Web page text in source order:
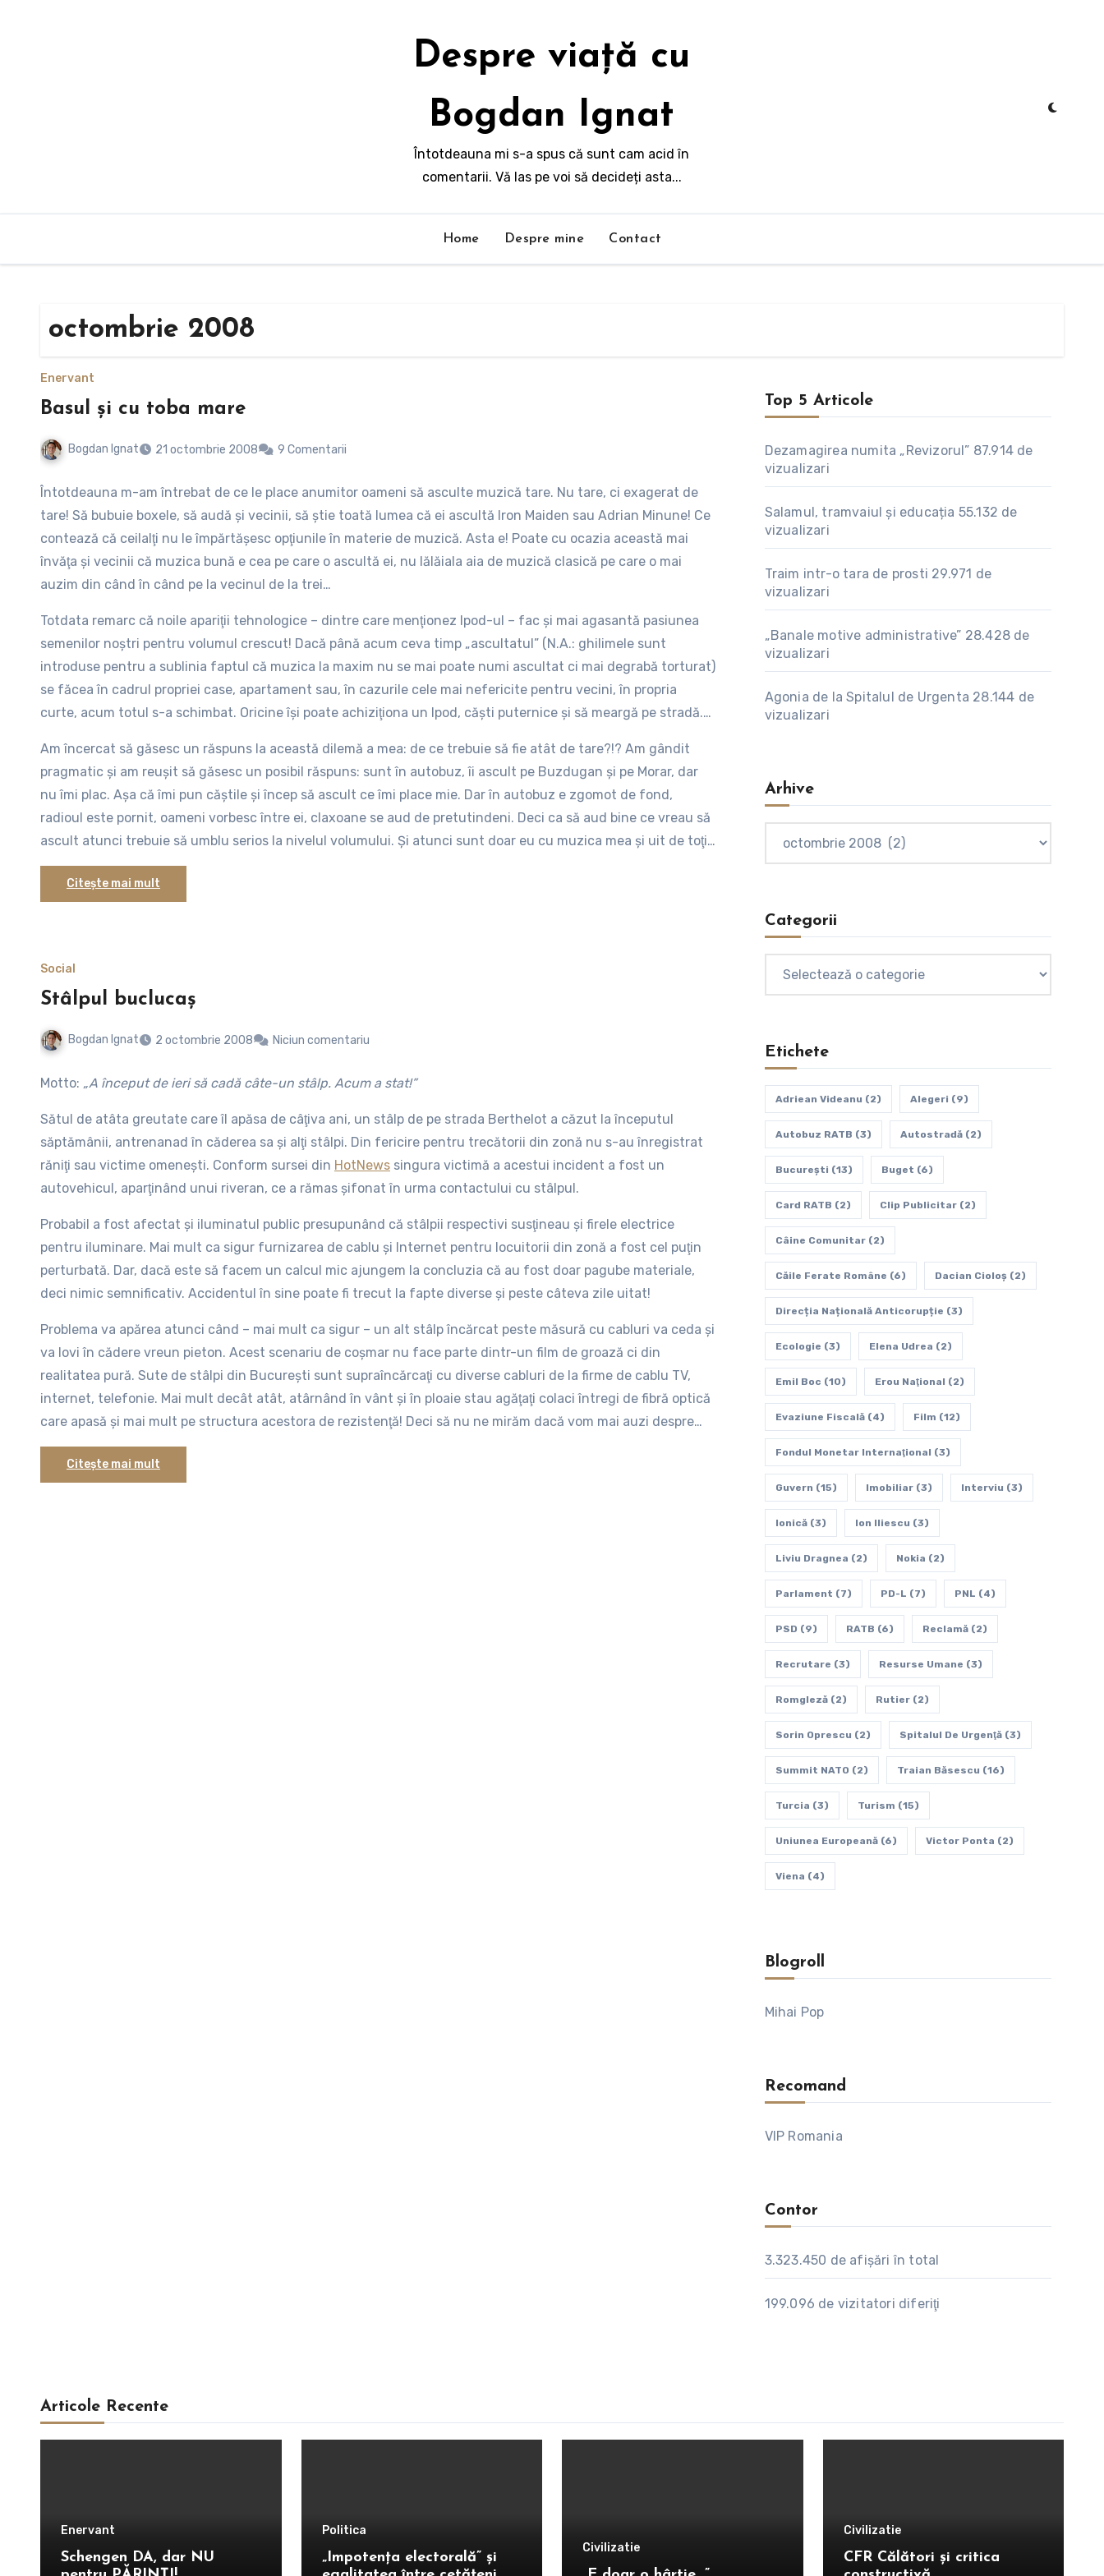
Despre viață cu
Bogdan Ignat
Întotdeauna mi s-a spus că sunt cam acid în
comentarii. Vă las pe voi să decideți asta...
Home Despre mine Contact
octombrie 2008
Enervant
Basul şi cu toba mare
Bogdan Ignat 21 octombrie 2008 9 Comentarii
Întotdeauna m-am întrebat de ce le place anumitor oameni să asculte muzică tare. Nu tare, ci exagerat de
tare! Să bubuie boxele, să audă şi vecinii, să ştie toată lumea că ei ascultă Iron Maiden sau Adrian Minune! Ce
contează că ceilalţi nu le împărtăşesc opţiunile în materie de muzică. Asta e! Poate cu ocazia această mai
învăţa şi vecinii că muzica bună e cea pe care o ascultă ei, nu lălăiala aia de muzică clasică pe care o mai
auzim din când în când pe la vecinul de la trei…
Totdata remarc că noile apariţii tehnologice – dintre care menţionez Ipod-ul – fac şi mai agasantă pasiunea
semenilor noştri pentru volumul crescut! Dacă până acum ceva timp „ascultatul” (N.A.: ghilimele sunt
introduse pentru a sublinia faptul că muzica la maxim nu se mai poate numi ascultat ci mai degrabă torturat)
se făcea în cadrul propriei case, apartament sau, în cazurile cele mai nefericite pentru vecini, în propria
curte, acum totul s-a schimbat. Oricine îşi poate achiziţiona un Ipod, căşti puternice şi să meargă pe stradă.
mare fan heavy metal atunci mai mult ca sigur vei avea un concert desăvârşit până la destinaţia ta. Asta
dacă nu cumva preferi să cobori din autobuz şi să aştepţi altul fără muzică „ambientală”.
Am încercat să găsesc un răspuns la această dilemă a mea: de ce trebuie să fie atât de tare?!? Am gândit
pragmatic şi am reuşit să găsesc un posibil răspuns: sunt în autobuz, îi ascult pe Buzdugan şi pe Morar, dar
nu îmi plac. Aşa că îmi pun căştile şi încep să ascult ce îmi place mie. Dar în autobuz e zgomot de fond,
radioul este pornit, oameni vorbesc între ei, claxoane se aud de pretutindeni. Deci ca să aud bine ce vreau să
ascult atunci trebuie să umblu serios la nivelul volumului. Şi atunci sunt doar eu cu muzica mea şi uit de toţi
ceilalţi care mă înconjoară. Aşa nici nu mai simt cum reuşesc să parcurg două staţii de autobuz în aproape
jumătate de oră…
Citește mai mult
Social
Stâlpul buclucaş
Bogdan Ignat 2 octombrie 2008 Niciun comentariu
Motto: „A început de ieri să cadă câte-un stâlp. Acum a stat!”
Sătul de atâta greutate care îl apăsa de câţiva ani, un stâlp de pe strada Berthelot a căzut la începutul
săptămânii, antrenanad în căderea sa şi alţi stâlpi. Din fericire pentru trecătorii din zonă nu s-au înregistrat
răniţi sau victime omeneşti. Conform sursei din HotNews singura victimă a acestui incident a fost un
autovehicul, aparţinând unui riveran, ce a rămas şifonat în urma contactului cu stâlpul.
Probabil a fost afectat şi iluminatul public presupunând că stâlpii respectivi susţineau şi firele electrice
pentru iluminare. Mai mult ca sigur furnizarea de cablu şi Internet pentru locuitorii din zonă a fost cel puţin
perturbată. Dar, dacă este să facem un calcul mic ajungem la concluzia că au fost doar pagube materiale,
deci nimic semnificativ. Accidentul în sine poate fi trecut la fapte diverse şi peste câteva zile uitat!
Problema va apărea atunci când – mai mult ca sigur – un alt stâlp încărcat peste măsură cu cabluri va ceda şi
va lovi în cădere vreun pieton. Acest scenariu de coşmar nu face parte dintr-un film de groază ci din
realitatea pură. Sute de stâlpi din Bucureşti sunt supraîncărcaţi cu diverse cabluri de la firme de cablu TV,
internet, telefonie. Mai mult decât atât, atârnând în vânt şi în ploaie stau agăţaţi colaci întregi de fibră optică
care apasă şi mai mult pe structura acestora de rezistenţă! Deci să nu ne mirăm dacă vom mai auzi despre
stâlpi care cedează fizic şi se întind – la propriu – pe jos!
Citește mai mult
Top 5 Articole
Dezamagirea numita „Revizorul” 87.914 de
vizualizari
Salamul, tramvaiul și educația 55.132 de
vizualizari
Traim intr-o tara de prosti 29.971 de
vizualizari
„Banale motive administrative” 28.428 de
vizualizari
Agonia de la Spitalul de Urgenta 28.144 de
vizualizari
Arhive
Categorii
Etichete
Adriean Videanu (2) Alegeri (9)
Autobuz RATB (3) Autostradă(2)
Bucureşti (13) Buget (6)
Card RATB (2) Clip Publicitar(2)
Câine Comunitar(2)
Căile Ferate Române (6) Dacian Cioloș(2)
Direcția Națională Anticorupție (3)
Ecologie (3) Elena Udrea (2)
Emil Boc (10) Erou Naţional (2)
Evaziune Fiscală(4) Film (12)
Fondul Monetar Internaţional (3)
Guvern (15) Imobiliar(3) Interviu (3)
Ionică(3) Ion Iliescu (3)
Liviu Dragnea (2) Nokia (2)
Parlament (7) PD-L (7) PNL (4)
PSD (9) RATB (6) Reclamă(2)
Recrutare (3) Resurse Umane (3)
Romgleză(2) Rutier(2)
Sorin Oprescu (2) Spitalul De Urgenţă(3)
Summit NATO (2) Traian Băsescu (16)
Turcia (3) Turism (15)
Uniunea Europeană(6) Victor Ponta (2)
Viena (4)
Blogroll
Mihai Pop
Recomand
VIP Romania
Contor
3.323.450 de afişări în total
199.096 de vizitatori diferiţi
Articole Recente
Enervant
Schengen DA, dar NU
Politica
„Impotența electorală” și
Civilizatie
Civilizatie
CFR Călători și critica